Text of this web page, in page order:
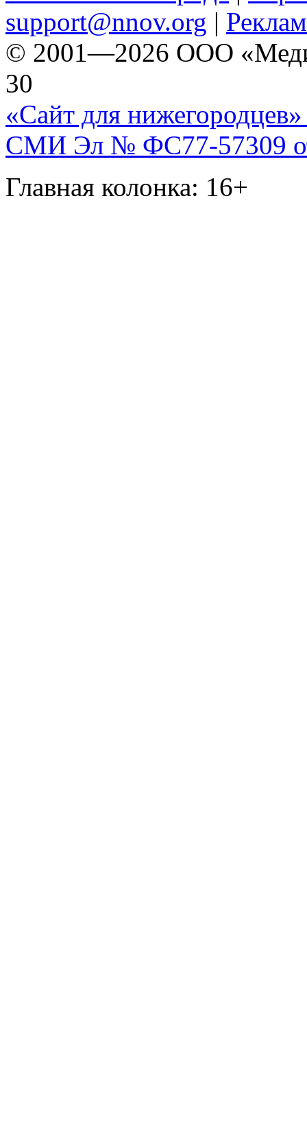
support@nnov.org |
© 2001—2026 ООО
30
«Сайт для нижегородцев»
СМИ Эл № ФС77-57309
Главная колонка: 16+